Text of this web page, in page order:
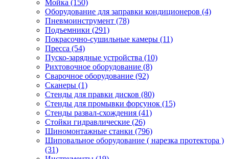
Мойка (150)
Оборудование для заправки кондиционеров (4)
Пневмоинструмент (78)
Подъемники (291)
Покрасочно-сушильные камеры (11)
Пресса (54)
Пуско-зарядные устройства (10)
Рихтовочное оборудование (8)
Сварочное оборудование (92)
Сканеры (1)
Стенды для правки дисков (80)
Стенды для промывки форсунок (15)
Стенды развал-схождения (41)
Стойки гидравлические (26)
Шиномонтажные станки (796)
Шиповальное оборудование ( нарезка протектора )
(31)